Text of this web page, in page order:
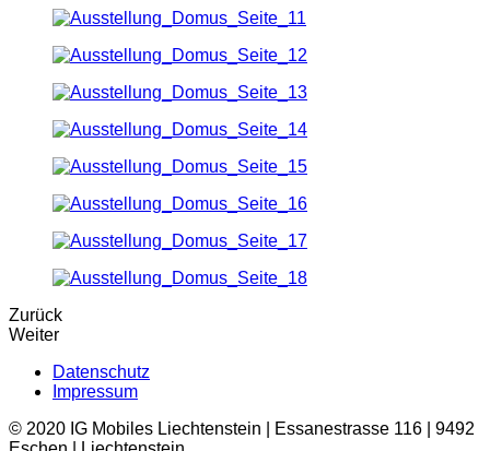
Zurück
Weiter
Datenschutz
Impressum
© 2020 IG Mobiles Liechtenstein | Essanestrasse 116 | 9492